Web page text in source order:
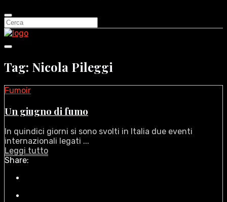
Tag: Nicola Pileggi
Fumoir
Un giugno di fumo
In quindici giorni si sono svolti in Italia due eventi
internazionali legati ...
Leggi tutto
Share: